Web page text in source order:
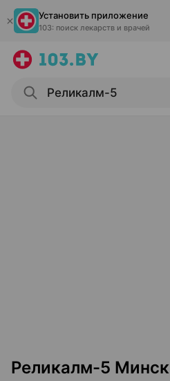
Установить приложение
103: поиск лекарств и врачей
Реликалм-5 Минск